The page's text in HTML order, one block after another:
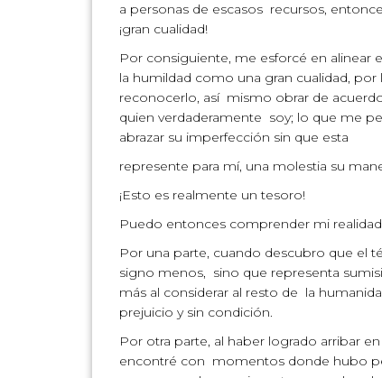
a personas de escasos recursos,
¡gran cualidad!
Por consiguiente, me esforcé en alinear
la humildad como una gran cualidad,
reconocerlo, así mismo obrar de
quien verdaderamente soy; lo que me
abrazar su imperfección sin que esta
represente para mí, una molestia su
¡Esto es realmente un tesoro!
Puedo entonces comprender mi
Por una parte, cuando descubro que el
signo menos, sino que representa
más al considerar al resto de la
prejuicio y sin condición.
Por otra parte, al haber logrado arribar
encontré con momentos donde hubo